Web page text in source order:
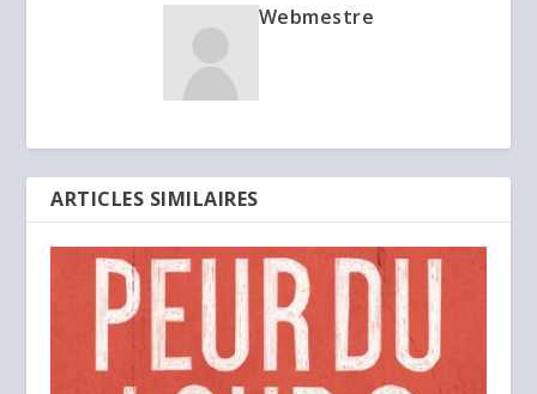
Webmestre
ARTICLES SIMILAIRES